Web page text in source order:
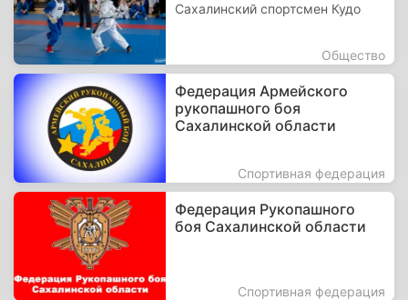
Сахалинский спортсмен Кудо
Общество
Федерация Армейского
рукопашного боя
Сахалинской области
Спортивная федерация
Федерация Рукопашного
боя Сахалинской области
Спортивная федерация